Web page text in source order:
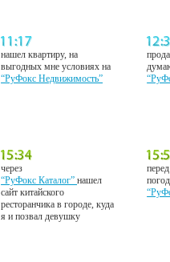
нашел квартиру, на
выгодных мне условиях на
“РуФокс Недвижимость”
через
“РуФокс Каталог”нашел
сайт китайского
ресторанчика в городе, куда
я и позвал девушку